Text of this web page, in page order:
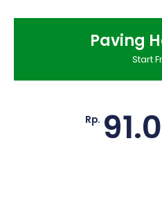
Paving
Start
Rp.